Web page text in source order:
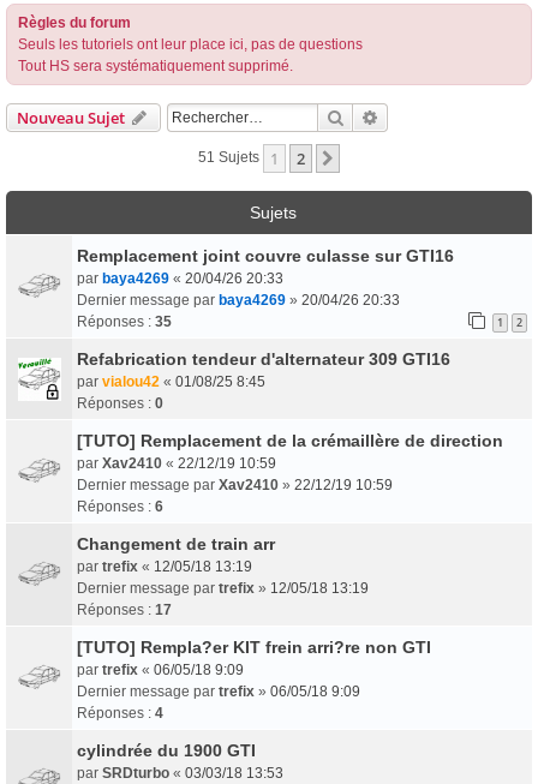
Règles du forum
Seuls les tutoriels ont leur place ici, pas de questions
Tout HS sera systématiquement supprimé.
Nouveau Sujet Rechercher
51 Sujets 1 2
Sujets
Remplacement joint couvre culasse sur GTI16
par baya4269 « 20/04/26 20:33
Dernier message par baya4269 » 20/04/26 20:33
Réponses : 35 1 2
Refabrication tendeur d'alternateur 309 GTI16
par vialou42 « 01/08/25 8:45
Réponses : 0
[TUTO] Remplacement de la crémaillère de direction
par Xav2410 « 22/12/19 10:59
Dernier message par Xav2410 » 22/12/19 10:59
Réponses : 6
Changement de train arr
par trefix « 12/05/18 13:19
Dernier message par trefix » 12/05/18 13:19
Réponses : 17
[TUTO] Rempla?er KIT frein arri?re non GTI
par trefix « 06/05/18 9:09
Dernier message par trefix » 06/05/18 9:09
Réponses : 4
cylindrée du 1900 GTI
par SRDturbo « 03/03/18 13:53